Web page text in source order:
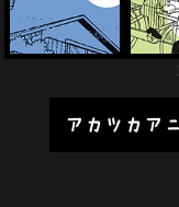
アカツカア